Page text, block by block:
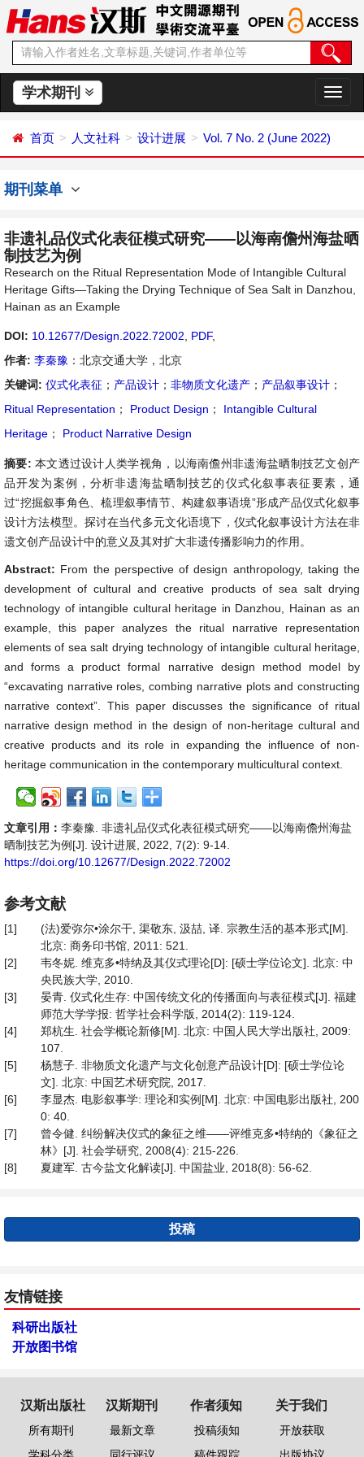
学术期刊
切
换
首页 人文社科 设计进展 Vol. 7 No. 2 (June 2022)
期刊菜单
非遗礼品仪式化表征模式研究——以海南儋州海盐晒
制技艺为例
Research on the Ritual Representation Mode of Intangible Cultural
Heritage Gifts—Taking the Drying Technique of Sea Salt in Danzhou,
Hainan as an Example
DOI: 10.12677/Design.2022.72002 PDF,
作者: 李秦豫 ：北京交通大学，北京
关键词: 仪式化表征 ； 产品设计 ； 非物质文化遗产 ； 产品叙事设计 ；
Ritual Representation ； Product Design ；
Intangible Cultural
Heritage ； Product Narrative Design
摘要: 本文透过设计人类学视角，以海南儋州非遗海盐晒制技艺文创产
品开发为案例，分析非遗海盐晒制技艺的仪式化叙事表征要素，通
过“挖掘叙事角色、梳理叙事情节、构建叙事语境”形成产品仪式化叙事
设计方法模型。探讨在当代多元文化语境下，仪式化叙事设计方法在非
遗文创产品设计中的意义及其对扩大非遗传播影响力的作用。
Abstract: From the perspective of design anthropology, taking the
development of cultural and creative products of sea salt drying
technology of intangible cultural heritage in Danzhou, Hainan as an
example, this paper analyzes the ritual narrative representation
elements of sea salt drying technology of intangible cultural heritage,
and forms a product formal narrative design method model by
“excavating narrative roles, combing narrative plots and constructing
narrative context”. This paper discusses the significance of ritual
narrative design method in the design of non-heritage cultural and
creative products and its role in expanding the influence of non-
heritage communication in the contemporary multicultural context.
文章引用： 李秦豫. 非遗礼品仪式化表征模式研究——以海南儋州海盐
晒制技艺为例[J]. 设计进展, 2022, 7(2): 9-14.
https://doi.org/10.12677/Design.2022.72002
参考文献
[1]
(法)爱弥尔•涂尔干, 渠敬东, 汲喆, 译. 宗教生活的基本形式[M].
北京: 商务印书馆, 2011: 521.
[2]
韦冬妮. 维克多•特纳及其仪式理论[D]: [硕士学位论文]. 北京: 中
央民族大学, 2010.
[3]
晏青. 仪式化生存: 中国传统文化的传播面向与表征模式[J]. 福建
师范大学学报: 哲学社会科学版, 2014(2): 119-124.
[4]
郑杭生. 社会学概论新修[M]. 北京: 中国人民大学出版社, 2009:
107.
[5]
杨慧子. 非物质文化遗产与文化创意产品设计[D]: [硕士学位论
文]. 北京: 中国艺术研究院, 2017.
[6]
李显杰. 电影叙事学: 理论和实例[M]. 北京: 中国电影出版社, 200
0: 40.
[7]
曾令健. 纠纷解决仪式的象征之维——评维克多•特纳的《象征之
林》[J]. 社会学研究, 2008(4): 215-226.
[8]
夏建军. 古今盐文化解读[J]. 中国盐业, 2018(8): 56-62.
投稿
友情链接
科研出版社
开放图书馆
汉斯出版社
所有期刊
汉斯期刊
最新文章
作者须知
投稿须知
关于我们
开放获取